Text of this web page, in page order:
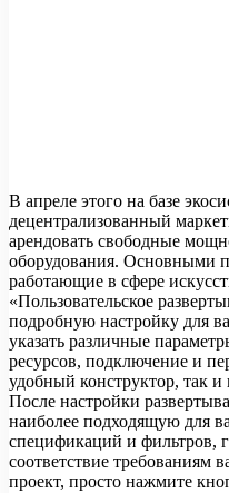
В апреле этого на базе
децентрализованный
арендовать свободные
оборудования. Основными
работающие в сфере
«Пользовательское
подробную настройку для
указать различные
ресурсов, подключение и
удобный конструктор, так
После настройки
наиболее подходящую для
спецификаций и фильтров,
соответствие требованиям
проект, просто нажмите